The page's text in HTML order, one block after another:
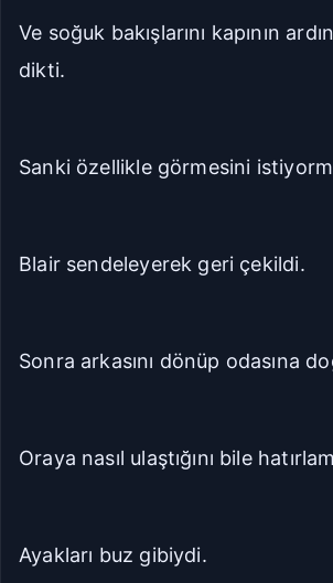
Ve soğuk bakışlarını kapının
dikti.
Sanki özellikle görmesini
Blair sendeleyerek geri çekildi.
Sonra arkasını dönüp odasına
Oraya nasıl ulaştığını bile
Ayakları buz gibiydi.